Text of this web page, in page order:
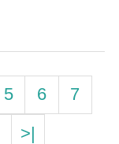
5 6
7
>|